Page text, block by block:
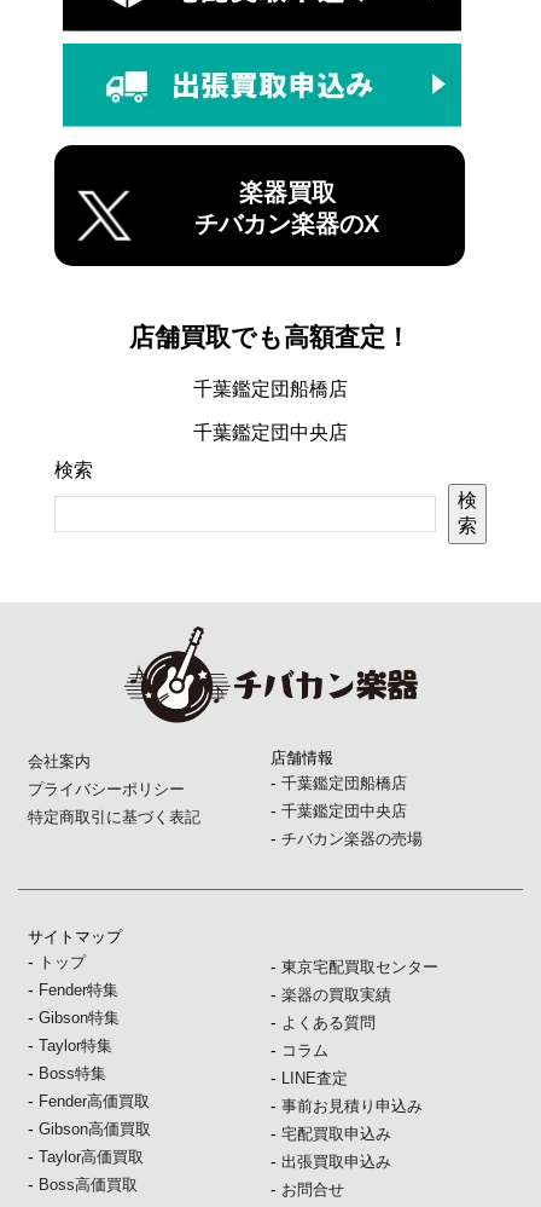
楽器買取
チバカン楽器のX
店舗買取でも高額査定！
千葉鑑定団船橋店
千葉鑑定団中央店
検索
検
索
会社案内
プライバシーポリシー
特定商取引に基づく表記
店舗情報
- 千葉鑑定団船橋店
- 千葉鑑定団中央店
- チバカン楽器の売場
サイトマップ
- トップ
- Fender特集
-Gibson特集
-Taylor特集
- Boss特集
- Fender高価買取
-Gibson高価買取
-Taylor高価買取
- Boss高価買取
- 東京宅配買取センター
- 楽器の買取実績
- よくある質問
- コラム
- LINE査定
- 事前お見積り申込み
- 宅配買取申込み
- 出張買取申込み
- お問合せ